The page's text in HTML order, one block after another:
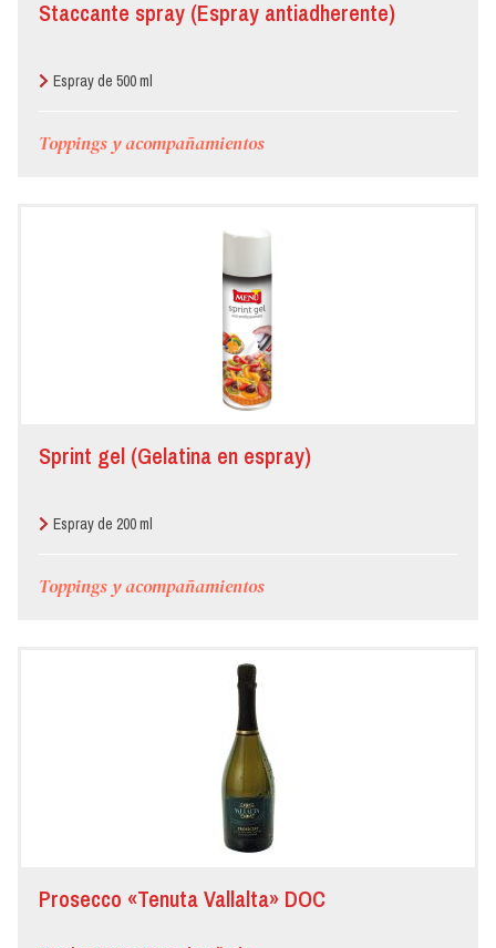
Staccante spray (Espray antiadherente)
Espray de 500 ml
Toppings y acompañamientos
Sprint gel (Gelatina en espray)
Espray de 200 ml
Toppings y acompañamientos
Prosecco «Tenuta Vallalta» DOC